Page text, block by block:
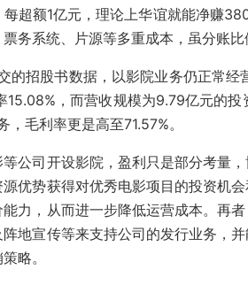
超额1亿元，理论上华谊就能净赚
务系统、片源等多重成本，虽分账比
的招股书数据，以影院业务仍正常经
15.08%，而营收规模为9.79亿元的
毛利率更是高至71.57%。
公司开设影院，盈利只是部分考量
优势获得对优秀电影项目的投资机
力，从而进一步降低运营成本。再
地宣传等来支持公司的发行业务，
略。